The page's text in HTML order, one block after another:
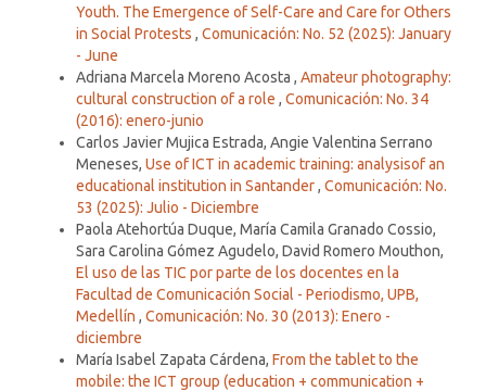
Youth. The Emergence of Self-Care and Care for Others
in Social Protests , Comunicación: No. 52 (2025): January
- June
Adriana Marcela Moreno Acosta , Amateur photography:
cultural construction of a role , Comunicación: No. 34
(2016): enero-junio
Carlos Javier Mujica Estrada, Angie Valentina Serrano
Meneses, Use of ICT in academic training: analysisof an
educational institution in Santander, Comunicación: No.
53 (2025): Julio - Diciembre
Paola Atehortúa Duque, María Camila Granado Cossio,
Sara Carolina Gómez Agudelo, David Romero Mouthon,
El uso de las TIC por parte de los docentes en la
Facultad de Comunicación Social - Periodismo, UPB,
Medellín , Comunicación: No. 30 (2013): Enero -
diciembre
María Isabel Zapata Cárdena, From the tablet to the
mobile: the ICT group (education + communication +